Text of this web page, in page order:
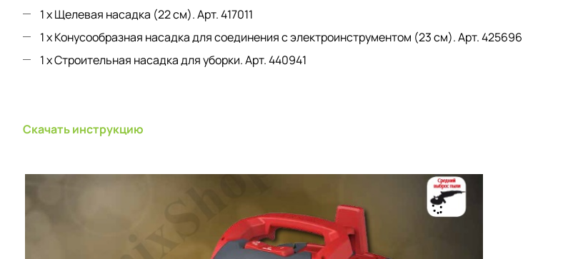
1 x Щелевая насадка (22 см). Aрт. 417011
1 x Конусообразная насадка для соединения с электроинструментом (23 см). Aрт. 425696
1 x Строительная насадка для уборки. Арт. 440941
Скачать инструкцию